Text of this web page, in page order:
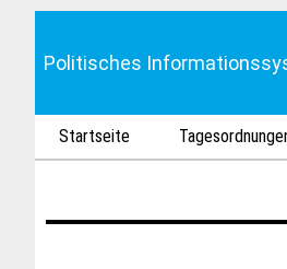
Politisches
Startseite